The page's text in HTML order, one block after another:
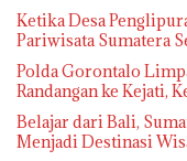
Ketika Desa
Pariwisata Sumatera
Polda Gorontalo
Randangan ke Kejati,
Belajar dari Bali,
Menjadi Destinasi